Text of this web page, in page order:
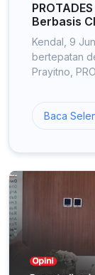
Berbasis
Kendal, 9
bertepatan
Prayitno,
Baca